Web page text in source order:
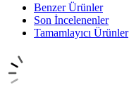
Benzer Ürünler
Son İncelenenler
Tamamlayıcı Ürünler